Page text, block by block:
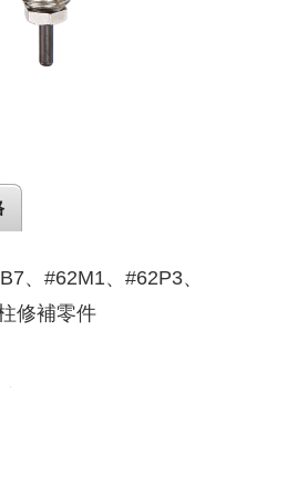
、#62M1、#62P3、
修補零件